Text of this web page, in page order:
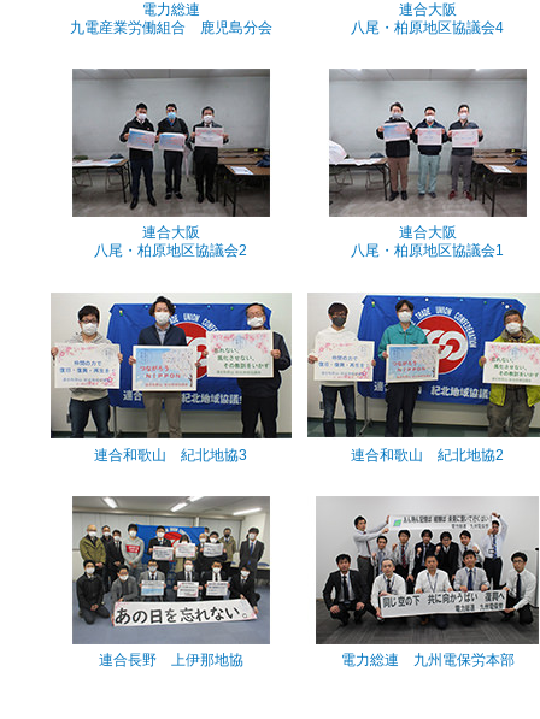
電力総連
九電産業労働組合 鹿児島分会
連合大阪
八尾・柏原地区協議会4
連合大阪
八尾・柏原地区協議会2
連合大阪
八尾・柏原地区協議会1
連合和歌山 紀北地協3 連合和歌山 紀北地協2
連合長野 上伊那地協 電力総連 九州電保労本部